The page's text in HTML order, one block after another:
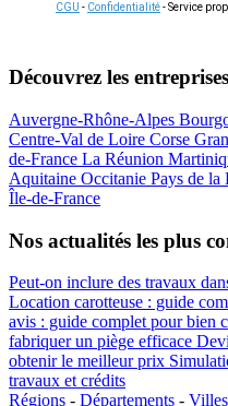
CGU - Confidentialité- Service
Découvrez les
Auvergne-Rhône-Alpes
Centre-Val de Loire Corse
de-France La Réunion
Aquitaine Occitanie Pays de la
Île-de-France
Nos actualités les plus
Peut-on inclure des travaux
Location carotteuse : guide
avis : guide complet pour bien
fabriquer un piège efficace
obtenir le meilleur prix
travaux et crédits
Régions - Départements - Villes